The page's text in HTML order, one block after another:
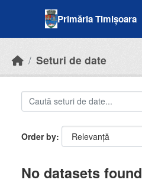
Primăria Timișoara
Seturi de date
Order by
No datasets found